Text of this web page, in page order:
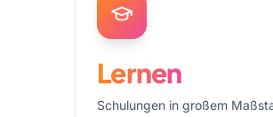
Lernen
Schulungen in großem